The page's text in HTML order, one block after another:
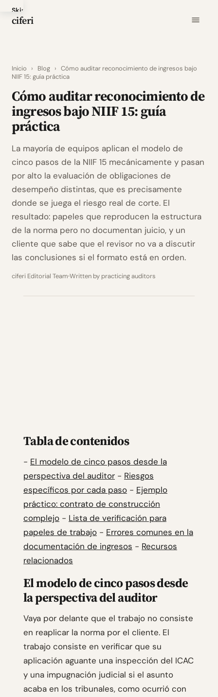
Skip
to
ciferi
Inicio › Blog › Cómo auditar reconocimiento de ingresos bajo
NIIF 15: guía práctica
Cómo auditar reconocimiento de
ingresos bajo NIIF 15: guía
práctica
La mayoría de equipos aplican el modelo de
cinco pasos de la NIIF 15 mecánicamente y pasan
por alto la evaluación de obligaciones de
desempeño distintas, que es precisamente
donde se juega el riesgo real de corte. El
resultado: papeles que reproducen la estructura
de la norma pero no documentan juicio, y un
cliente que sabe que el revisor no va a discutir
las conclusiones si el formato está en orden.
ciferi Editorial Team Written by practicing auditors
Tabla de contenidos
- El modelo de cinco pasos desde la
perspectiva del auditor - Riesgos
específicos por cada paso - Ejemplo
práctico: contrato de construcción
complejo - Lista de verificación para
papeles de trabajo - Errores comunes en la
documentación de ingresos - Recursos
relacionados
El modelo de cinco pasos desde
la perspectiva del auditor
Vaya por delante que el trabajo no consiste
en reaplicar la norma por el cliente. El
trabajo consiste en verificar que su
aplicación aguante una inspección del ICAC
y una impugnación judicial si el asunto
acaba en los tribunales, como ocurrió con